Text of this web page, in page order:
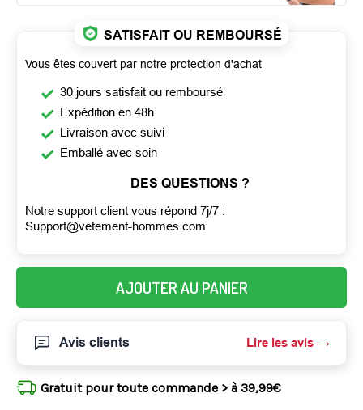
SATISFAIT OU REMBOURSÉ
Vous êtes couvert par notre protection d'achat
30 jours satisfait ou remboursé
Expédition en 48h
Livraison avec suivi
Emballé avec soin
DES QUESTIONS ?
Notre support client vous répond 7j/7 :
Support@vetement-hommes.com
AJOUTER AU PANIER
Avis clients Lire les avis
Gratuit pour toute commande > à 39,99€